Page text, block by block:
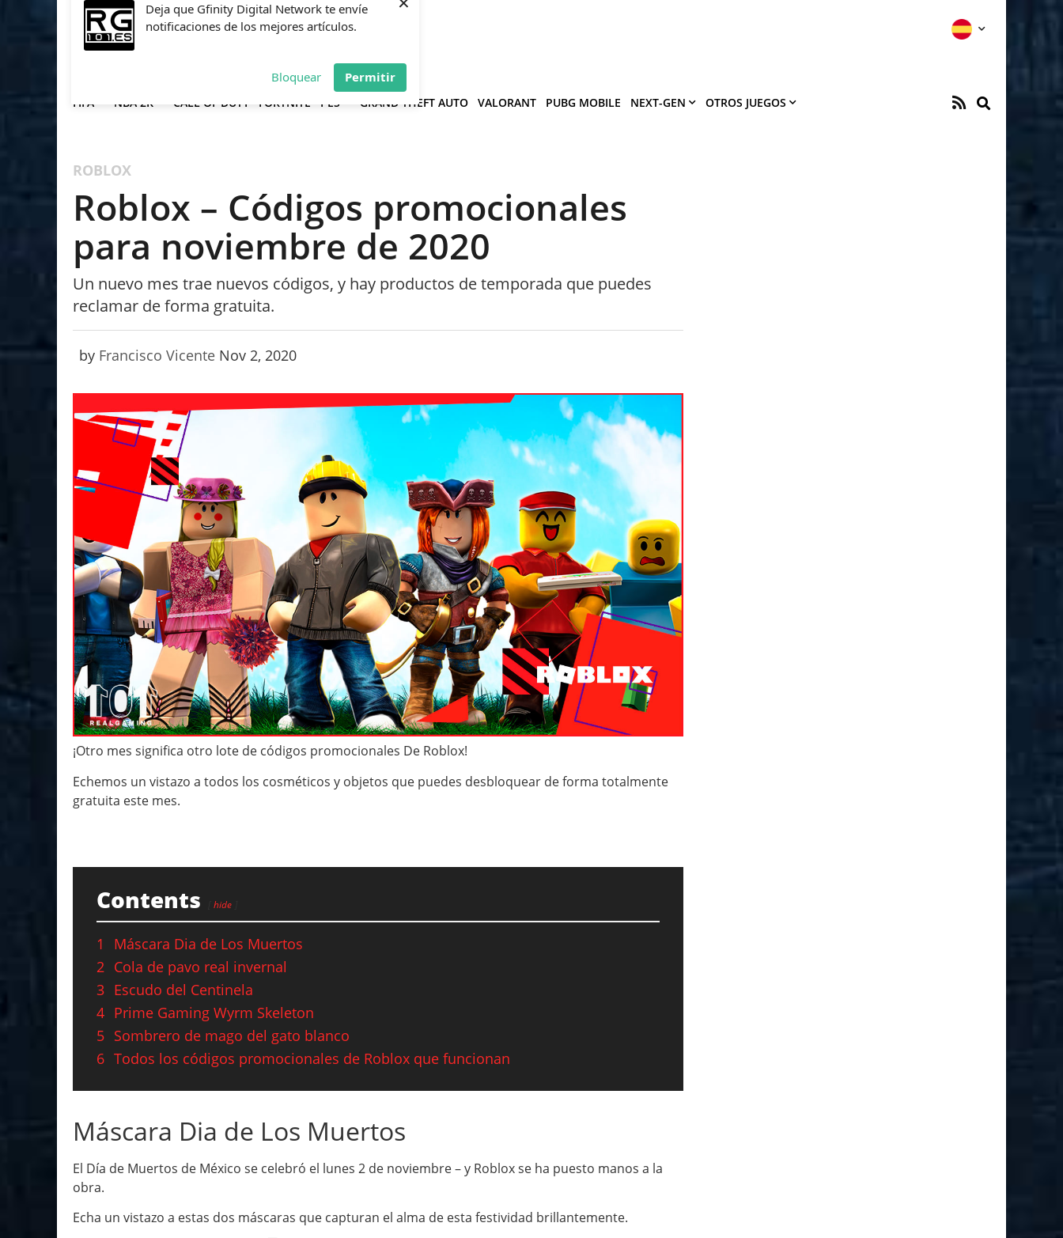
Deja que Gfinity Digital Network te envíe
notificaciones de los mejores artículos.
Bloquear Permitir
×
FIFA NBA 2K CALL OF DUTY FORTNITE PES GRAND THEFT AUTO VALORANT PUBG MOBILE NEXT-GEN OTROS JUEGOS
ROBLOX
Roblox – Códigos promocionales
para noviembre de 2020
Un nuevo mes trae nuevos códigos, y hay productos de temporada que puedes
reclamar de forma gratuita.
by Francisco Vicente Nov 2, 2020
¡Otro mes significa otro lote de códigos promocionales De Roblox!
Echemos un vistazo a todos los cosméticos y objetos que puedes desbloquear de forma totalmente
gratuita este mes.
Contents hide
1
Máscara Dia de Los Muertos
2 Cola de pavo real invernal
3 Escudo del Centinela
4 Prime Gaming Wyrm Skeleton
5 Sombrero de mago del gato blanco
6 Todos los códigos promocionales de Roblox que funcionan
Máscara Dia de Los Muertos
El Día de Muertos de México se celebró el lunes 2 de noviembre – y Roblox se ha puesto manos a la
obra.
Echa un vistazo a estas dos máscaras que capturan el alma de esta festividad brillantemente.